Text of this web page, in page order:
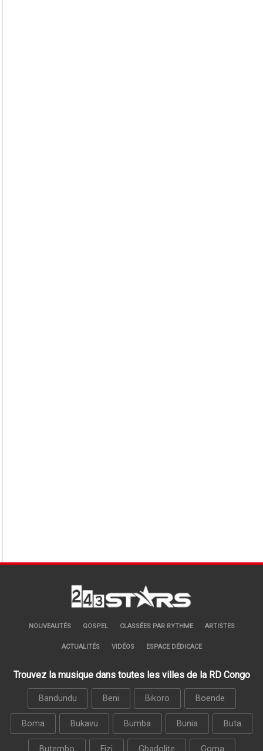
NOUVEAUTÉS GOSPEL CLASSÉES PAR RYTHME ARTISTES
ACTUALITÉS VIDÉOS ESPACE DÉDICACE
Trouvez la musique dans toutes les villes de la RD Congo
Bandundu Beni Bikoro Boende
Boma Bukavu Bumba Bunia Buta
Butembo Fizi Gbadolite Goma